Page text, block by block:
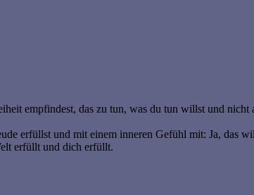
empfindest, das zu tun, was du tun willst und nicht
erfüllst und mit einem inneren Gefühl mit: Ja, das
erfüllt und dich erfüllt.